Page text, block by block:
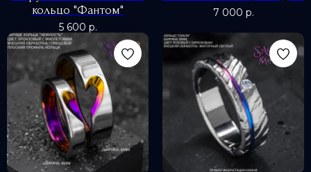
кольцо "Фантом"
5 600 р.
7 000 р.